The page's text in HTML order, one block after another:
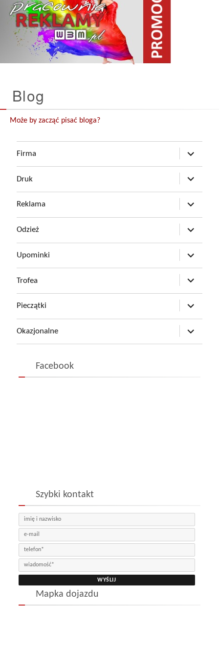
Blog
Może by zacząć pisać bloga?
Firma
rozwiń
menu
potomne
Druk
rozwiń
menu
potomne
Reklama
rozwiń
menu
potomne
Odzież
rozwiń
menu
potomne
Upominki
rozwiń
menu
potomne
Trofea
rozwiń
menu
potomne
Pieczątki
rozwiń
menu
potomne
Okazjonalne
rozwiń
menu
potomne
Facebook
Szybki kontakt
Mapka dojazdu